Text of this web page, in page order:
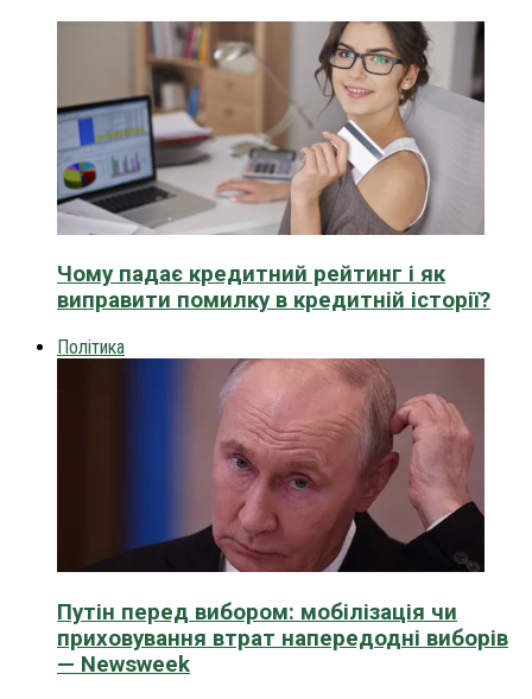
Чому падає кредитний рейтинг і як
виправити помилку в кредитній історії?
Політика
Путін перед вибором: мобілізація чи
приховування втрат напередодні виборів
— Newsweek